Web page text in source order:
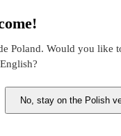
Poland. Would you like
No, stay on the Polish
park